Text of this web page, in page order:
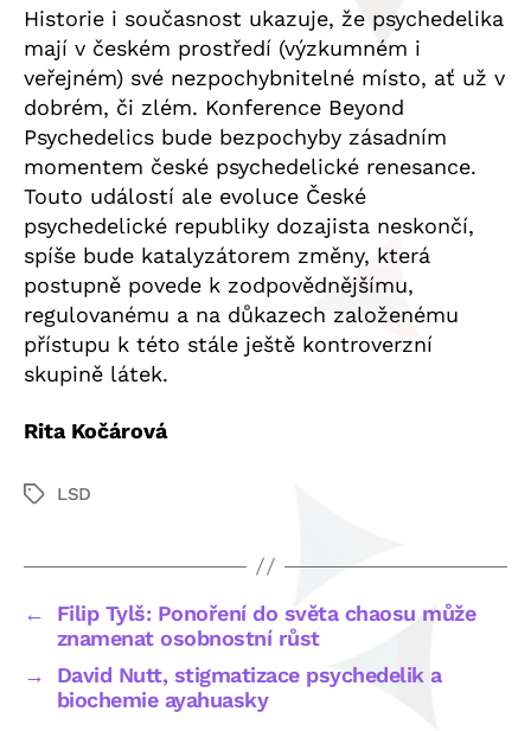
Historie i současnost ukazuje, že psychedelika
mají v českém prostředí (výzkumném i
veřejném) své nezpochybnitelné místo, ať už v
dobrém, či zlém. Konference Beyond
Psychedelics bude bezpochyby zásadním
momentem české psychedelické renesance.
Touto událostí ale evoluce České
psychedelické republiky dozajista neskončí,
spíše bude katalyzátorem změny, která
postupně povede k zodpovědnějšímu,
regulovanému a na důkazech založenému
přístupu k této stále ještě kontroverzní
skupině látek.
Rita Kočárová
ŠtítkyLSD
←
Filip Tylš: Ponoření do světa chaosu může
znamenat osobnostní růst
→
David Nutt, stigmatizace psychedelik a
biochemie ayahuasky